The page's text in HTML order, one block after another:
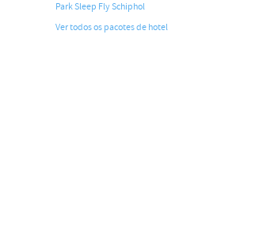
Park Sleep Fly Schiphol
Ver todos os pacotes de hotel